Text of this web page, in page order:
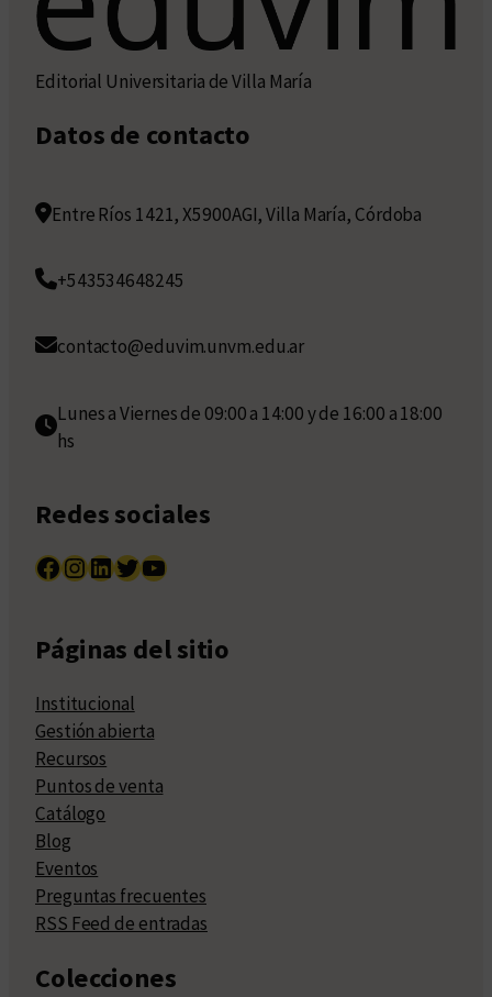
Editorial Universitaria de Villa María
Datos de contacto
Entre Ríos 1421, X5900AGI, Villa María, Córdoba
+543534648245
contacto@eduvim.unvm.edu.ar
Lunes a Viernes de 09:00 a 14:00 y de 16:00 a 18:00
hs
Redes sociales
Facebook InstagramLinkedIn Twitter YouTube
Páginas del sitio
Institucional
Gestión abierta
Recursos
Puntos de venta
Catálogo
Blog
Eventos
Preguntas frecuentes
RSS Feed de entradas
Colecciones